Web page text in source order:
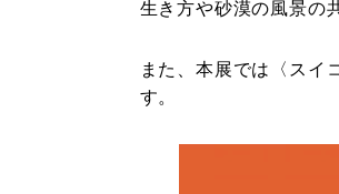
生き方や砂漠の風景の
また、本展では〈スイ
す。